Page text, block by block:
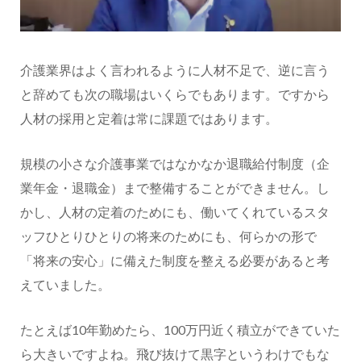
介護業界はよく言われるように人材不足で、逆に言う
と辞めても次の職場はいくらでもあります。ですから
人材の採用と定着は常に課題ではあります。
規模の小さな介護事業ではなかなか退職給付制度（企
業年金・退職金）まで整備することができません。し
かし、人材の定着のためにも、働いてくれているスタ
ッフひとりひとりの将来のためにも、何らかの形で
「将来の安心」に備えた制度を整える必要があると考
えていました。
たとえば10年勤めたら、100万円近く積立ができていた
ら大きいですよね。飛び抜けて黒字というわけでもな